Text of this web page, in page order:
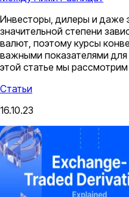
Инвесторы, дилеры и даже
значительной степени
валют, поэтому курсы
важными показателями для
этой статье мы
Статьи
16.10.23